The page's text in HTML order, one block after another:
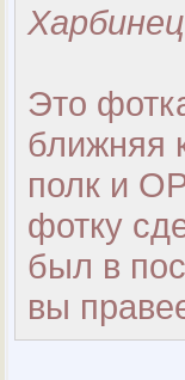
Это
ближняя
полк и
фотку
был в
вы